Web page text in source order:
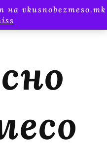
на vkusnobezmeso.mk